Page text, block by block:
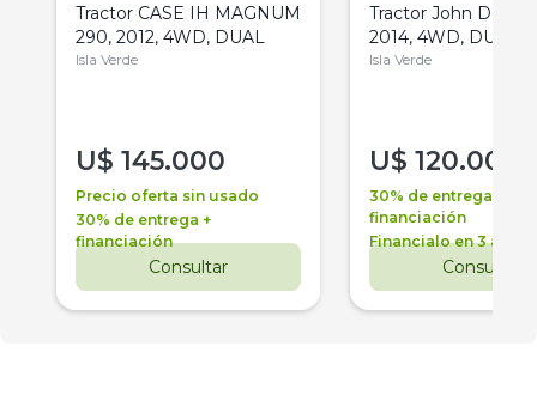
Tractor CASE IH MAGNUM
290, 2012, 4WD, DUAL
Isla Verde
U$ 145.000
Precio oferta sin usado
30% de entrega +
financiación
Consultar
Tractor John Deere
2014, 4WD, DUAL
Isla Verde
U$ 120.000
30% de entrega +
financiación
Financialo en 3 años
Consultar